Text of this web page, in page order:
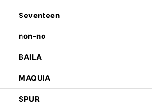
Seventeen
non-no
BAILA
MAQUIA
SPUR